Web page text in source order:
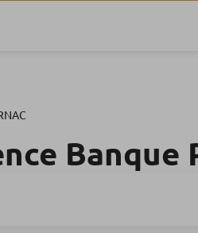
Banque